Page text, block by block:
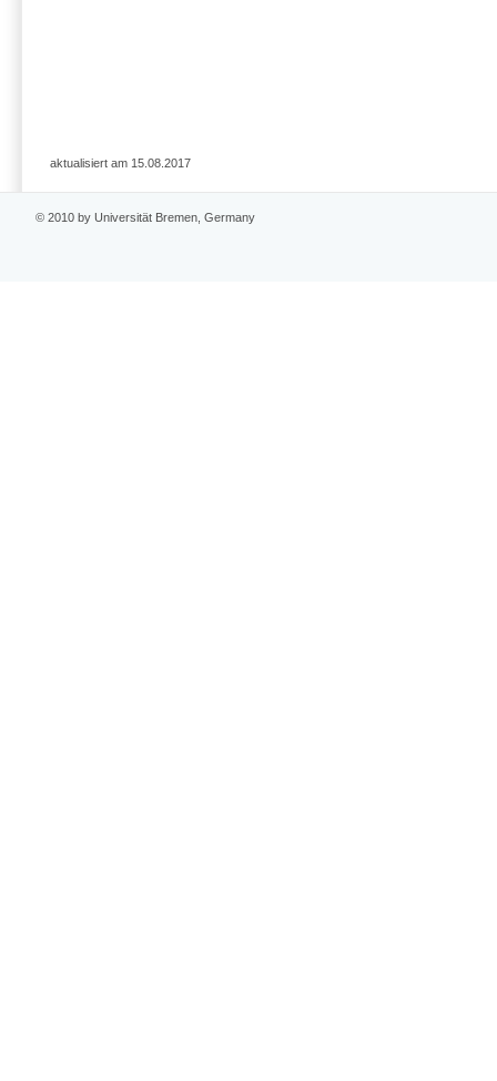
aktualisiert am 15.08.2017
© 2010 by Universität Bremen, Germany